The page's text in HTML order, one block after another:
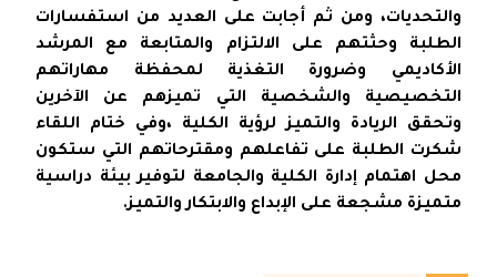
والتحديات، ومن ثم أجابت على العديد من استفسارات
الطلبة وحثتهم على الالتزام والمتابعة مع المرشد
الأكاديمي وضرورة التغذية لمحفظة مهاراتهم
التخصيصية والشخصية التي تميزهم عن الآخرين
وتحقق الريادة والتميز لرؤية الكلية ،وفي ختام اللقاء
شكرت الطلبة على تفاعلهم ومقترحاتهم التي ستكون
محل اهتمام إدارة الكلية والجامعة لتوفير بيئة دراسية
متميزة مشجعة على الإبداع والابتكار والتميز.